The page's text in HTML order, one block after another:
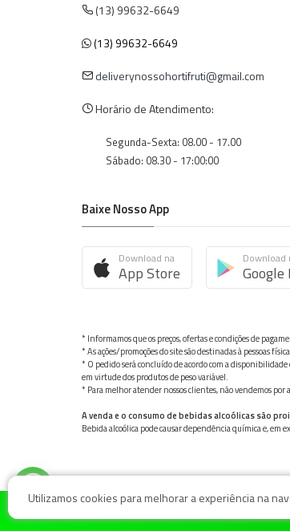
(13) 99632-6649
(13) 99632-6649
deliverynossohortifruti@gmail.com
Horário de Atendimento:
Segunda-Sexta: 08.00 - 17.00
Sábado: 08.30 - 17:00:00
Baixe Nosso App
Download na
App Store
Download
Google
* Informamos que os preços, ofertas e condições de
* As ações/promoções do site são destinadas à pessoas
* O pedido será concluído de acordo com a
em virtude dos produtos de peso variável.
* Para melhor atender nossos clientes, não vendemos
A venda e o consumo de bebidas alcoólicas são
Bebida alcoólica pode causar dependência química e, em
Utilizamos cookies para melhorar a experiência na